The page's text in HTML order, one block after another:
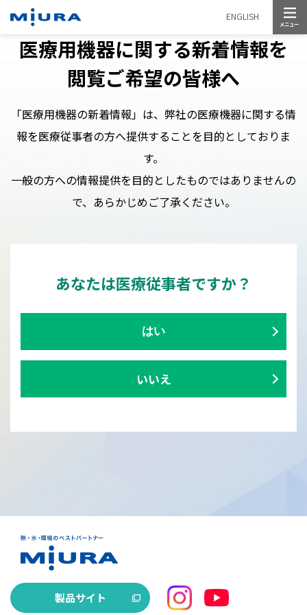
ENGLISH
医療用機器に関する新着情報を
閲覧ご希望の皆様へ
「医療用機器の新着情報」は、弊社の医療機器に関する情
報を医療従事者の方へ提供することを目的としておりま
す。
一般の方への情報提供を目的としたものではありませんの
で、あらかじめご了承ください。
あなたは医療従事者ですか？
はい
いいえ
製品サイト